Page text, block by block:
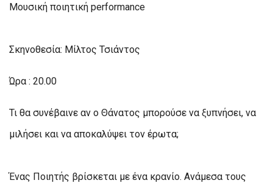
Μουσική ποιητική performance
Σκηνοθεσία: Μίλτος Τσιάντος
Ώρα : 20.00
Τι θα συνέβαινε αν ο Θάνατος μπορούσε να ξυπνήσει, να
μιλήσει και να αποκαλύψει τον έρωτα;
Ένας Ποιητής βρίσκεται με ένα κρανίο. Ανάμεσα τους